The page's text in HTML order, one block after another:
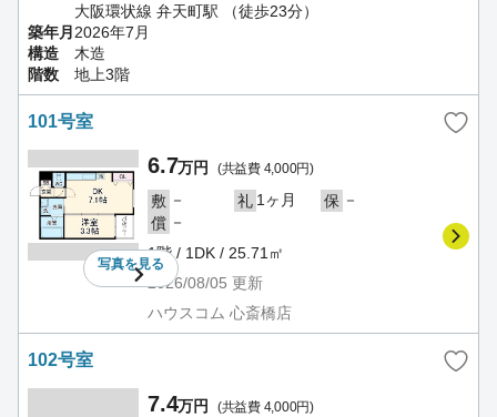
大阪環状線 弁天町駅 （徒歩23分）
築年月 2026年7月
構造
木造
階数
地上3階
101号室
写真を見る
6.7万円 (共益費 4,000円)
敷 － 礼 1ヶ月 保 －
償 －
1階 / 1DK / 25.71㎡
2026/08/05 更新
ハウスコム 心斎橋店
102号室
7.4万円 (共益費 4,000円)